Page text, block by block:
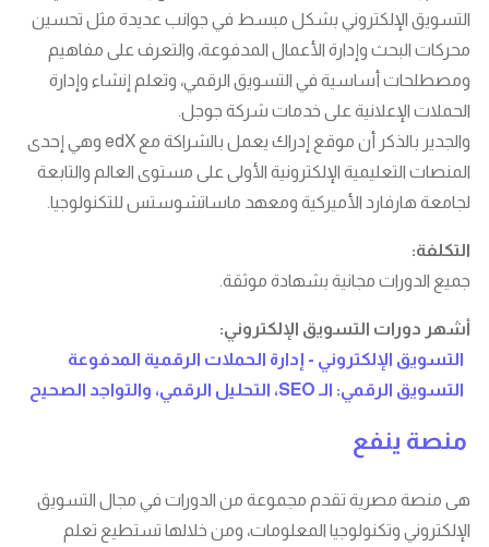
التسويق الإلكتروني بشكل مبسط في جوانب عديدة مثل تحسين
محركات البحث وإدارة الأعمال المدفوعة، والتعرف على مفاهيم
ومصطلحات أساسية في التسويق الرقمي، وتعلم إنشاء وإدارة
الحملات الإعلانية على خدمات شركة جوجل.
والجدير بالذكر أن موقع إدراك يعمل بالشراكة مع edX وهي إحدى
المنصات التعليمية الإلكترونية الأولى على مستوى العالم والتابعة
لجامعة هارفارد الأميركية ومعهد ماساتشوستس للتكنولوجيا.
التكلفة:
جميع الدورات مجانية بشهادة موثقة.
أشهر دورات التسويق الإلكتروني:
التسويق الإلكتروني - إدارة الحملات الرقمية المدفوعة
التسويق الرقمي: الـ SEO، التحليل الرقمي، والتواجد الصحيح
منصة ينفع
هى منصة مصرية تقدم مجموعة من الدورات في مجال التسويق
الإلكتروني وتكنولوجيا المعلومات، ومن خلالها تستطيع تعلم